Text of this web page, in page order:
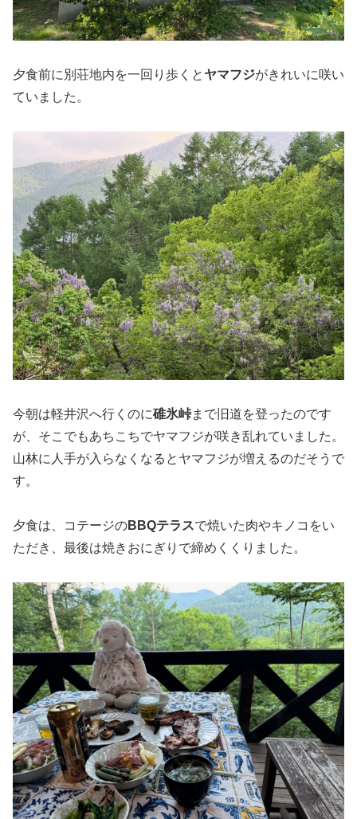
夕食前に別荘地内を一回り歩くと ヤマフジがきれいに咲い
ていました。
今朝は軽井沢へ行くのに碓氷峠まで旧道を登ったのです
が、そこでもあちこちでヤマフジが咲き乱れていました。
山林に人手が入らなくなるとヤマフジが増えるのだそうで
す。
夕食は、コテージのBBQテラスで焼いた肉やキノコをい
ただき、最後は焼きおにぎりで締めくくりました。